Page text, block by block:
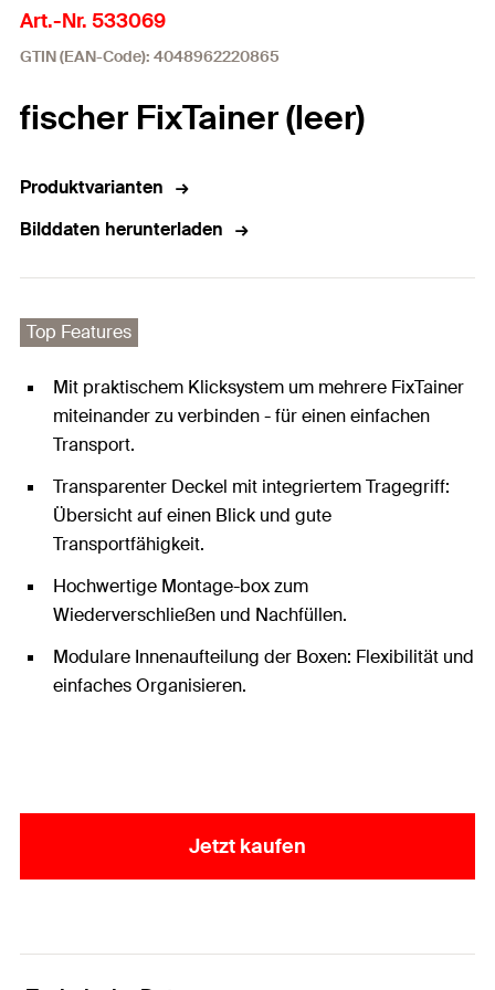
Art.-Nr. 533069
GTIN (EAN-Code): 4048962220865
fischer FixTainer (leer)
Produktvarianten
Bilddaten herunterladen
Top Features
Mit praktischem Klicksystem um mehrere FixTainer
miteinander zu verbinden - für einen einfachen
Transport.
Transparenter Deckel mit integriertem Tragegriff:
Übersicht auf einen Blick und gute
Transportfähigkeit.
Hochwertige Montage-box zum
Wiederverschließen und Nachfüllen.
Modulare Innenaufteilung der Boxen: Flexibilität und
einfaches Organisieren.
Jetzt kaufen